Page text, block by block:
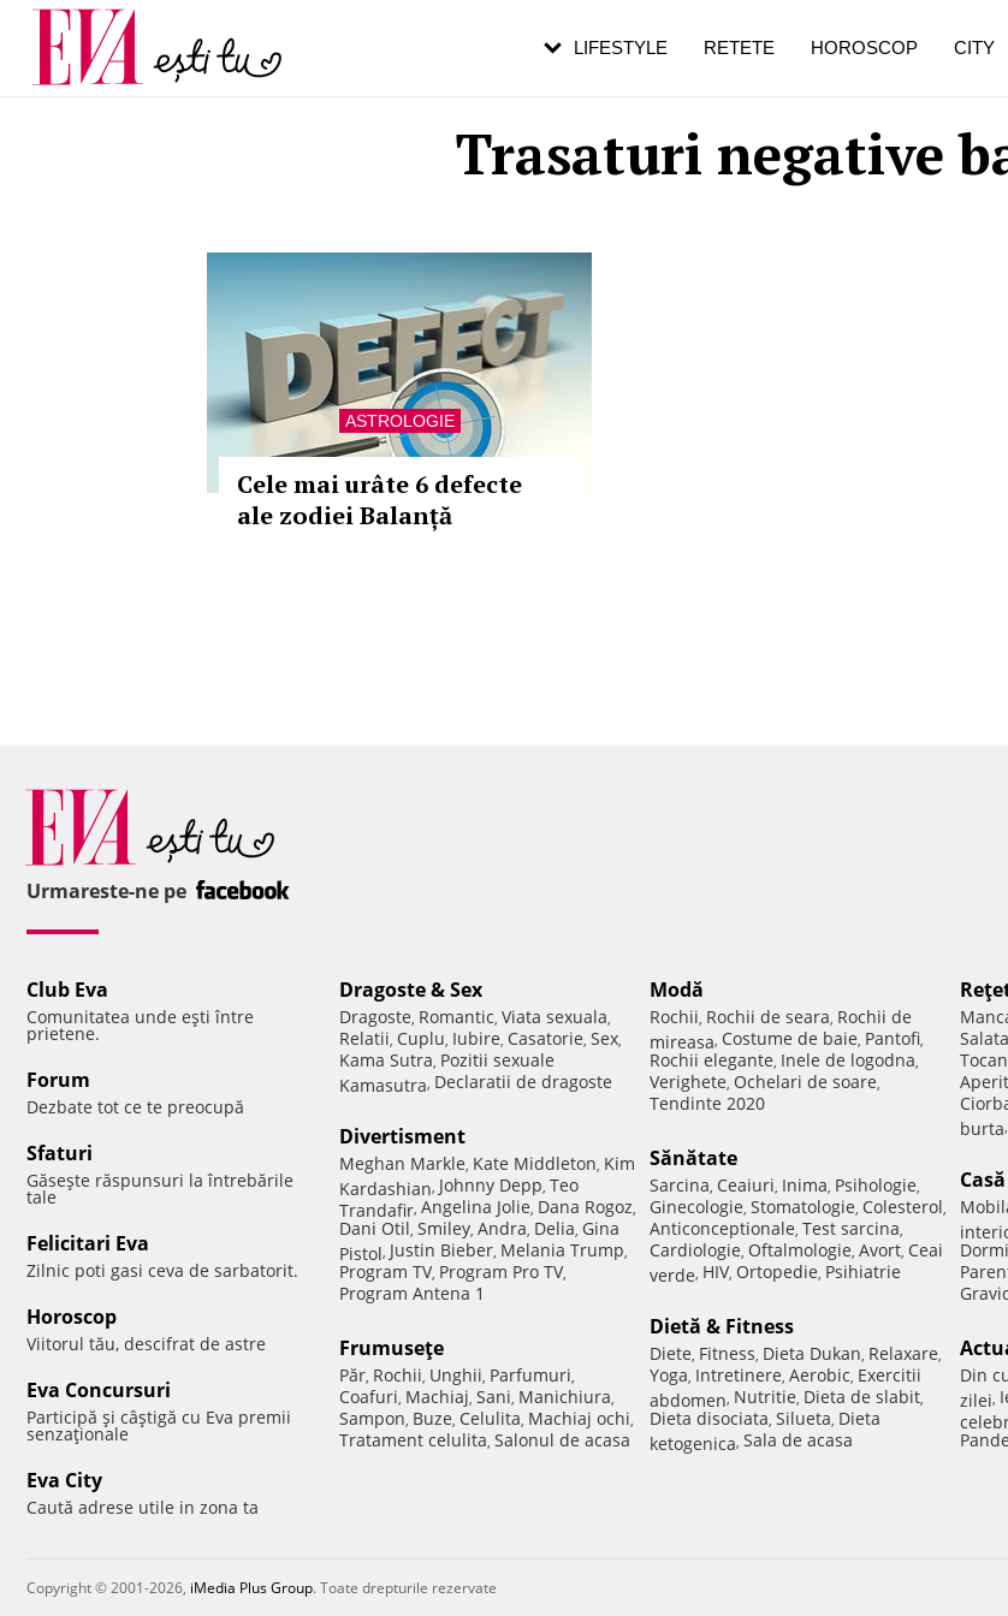
Trasaturi negative
ASTROLOGIE
Cele mai urâte 6 defecte
ale zodiei Balanță
LIFESTYLE RETETE HOROSCOP CITY
Carieră
Actualitate
pe măsură ce înaintezi în vârstă
Urmareste-ne pe
Club Eva
Comunitatea unde eşti între
prietene.
Forum
Dezbate tot ce te preocupă
Sfaturi
Găseşte răspunsuri la întrebările
tale
Felicitari Eva
Zilnic poti gasi ceva de sarbatorit.
Horoscop
Viitorul tău, descifrat de astre
Eva Concursuri
Participă şi câştigă cu Eva premii
senzaţionale
Eva City
Caută adrese utile in zona ta
Dragoste & Sex
Dragoste, Romantic, Viata sexuala,
Relatii, Cuplu, Iubire, Casatorie, Sex,
Kama Sutra, Pozitii sexuale
Kamasutra, Declaratii de dragoste
Divertisment
Meghan Markle, Kate Middleton, Kim
Kardashian, Johnny Depp, Teo
Trandafir, Angelina Jolie, Dana Rogoz,
Dani Otil, Smiley, Andra, Delia, Gina
Pistol, Justin Bieber, Melania Trump,
Program TV, Program Pro TV,
Program Antena 1
Frumuseţe
Păr, Rochii, Unghii, Parfumuri,
Coafuri, Machiaj, Sani, Manichiura,
Sampon, Buze, Celulita, Machiaj ochi,
Tratament celulita, Salonul de acasa
Modă
Rochii, Rochii de seara, Rochii de
mireasa, Costume de baie, Pantofi,
Rochii elegante, Inele de logodna,
Verighete, Ochelari de soare,
Tendinte 2020
Sănătate
Sarcina, Ceaiuri, Inima, Psihologie,
Ginecologie, Stomatologie, Colesterol,
Anticonceptionale, Test sarcina,
Cardiologie, Oftalmologie, Avort, Ceai
verde, HIV, Ortopedie, Psihiatrie
Dietă & Fitness
Diete, Fitness, Dieta Dukan, Relaxare,
Yoga, Intretinere, Aerobic, Exercitii
abdomen, Nutritie, Dieta de slabit,
Dieta disociata, Silueta, Dieta
ketogenica, Sala de acasa
Salata
burta,
Din
zilei,
Copyright © 2001-2026, iMedia Plus Group. Toate drepturile rezervate